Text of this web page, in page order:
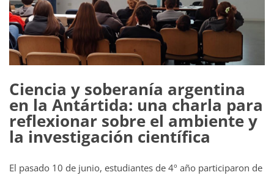
Ciencia y soberanía argentina
en la Antártida: una charla para
reflexionar sobre el ambiente y
la investigación científica
El pasado 10 de junio, estudiantes de 4º año participaron de